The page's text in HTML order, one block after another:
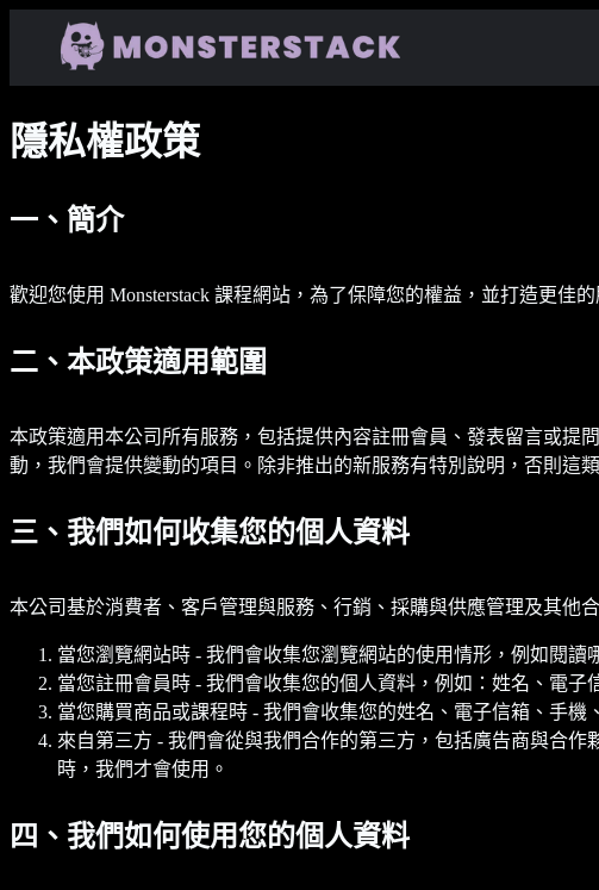
隱私權政策
一、簡介
歡迎您使用 Monsterstack 課程網站，為了保障您的權益，並打造更
二、本政策適用範圍
本政策適用本公司所有服務，包括提供內容註冊會員、發表留言或提
動，我們會提供變動的項目。除非推出的新服務有特別說明，否則這
三、我們如何收集您的個人資料
本公司基於消費者、客戶管理與服務、行銷、採購與供應管理及其他
當您瀏覽網站時 - 我們會收集您瀏覽網站的使用情形，例如閱
當您註冊會員時 - 我們會收集您的個人資料，例如：姓名、電子
當您購買商品或課程時 - 我們會收集您的姓名、電子信箱、手機
來自第三方 - 我們會從與我們合作的第三方，包括廣告商與合
時，我們才會使用。
四、我們如何使用您的個人資料